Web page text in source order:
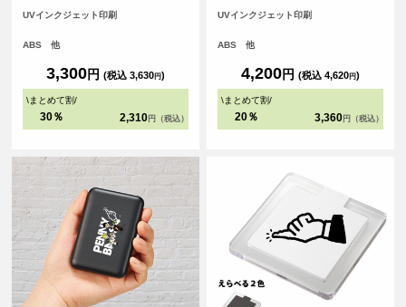
周年記念のほか、アーティストの物
アイテムです。
UVインクジェット印刷
ABS 他
3,300円 (税込 3,630円)
\まとめて割/
30％ 2,310 円（税込）
さばらず便利なモバイルバッテリー
UVインクジェット印刷
ABS 他
4,200円 (税込 4,620円)
\まとめて割/
20％ 3,360 円（税込）